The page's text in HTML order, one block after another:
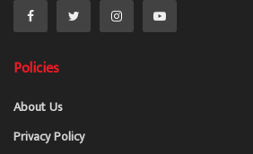
Policies
About Us
Privacy Policy